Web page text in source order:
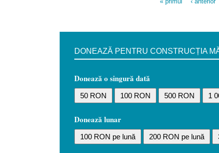
DONEAZĂ PENTRU CONSTRUCȚIA
Donează o singură dată
50 RON 100 RON 500 RON 1
Donează lunar
100 RON pe lună 200 RON pe lună